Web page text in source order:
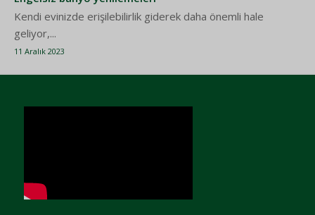
Kendi evinizde erişilebilirlik giderek daha önemli hale
geliyor,...
11 Aralık 2023